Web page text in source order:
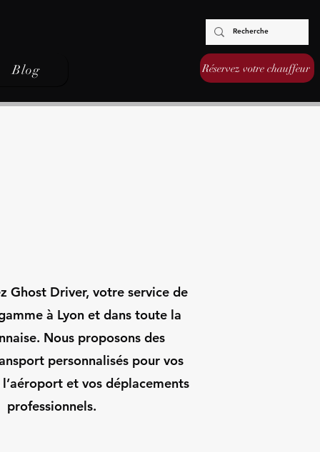
Blog Réservez votre chauffeur
Ghost Driver, votre service de
à Lyon et dans toute la
Nous proposons des
personnalisés pour vos
et vos déplacements
professionnels.